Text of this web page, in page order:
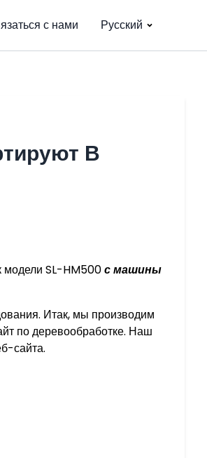
с нами Русский
В
модели SL-HM500с машины
Итак, мы производим
по деревообработке. Наш
сайта.